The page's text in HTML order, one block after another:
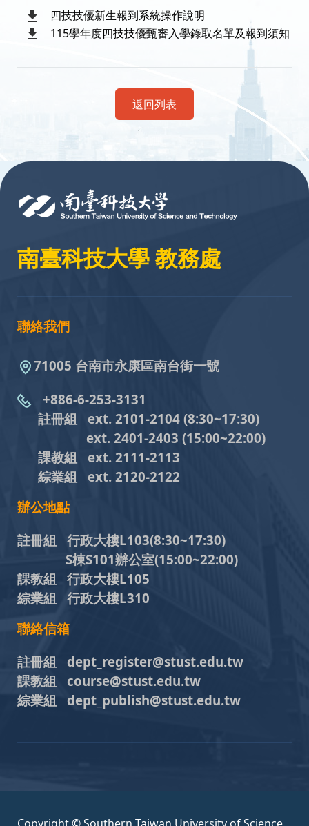
四技技優新生報到系統操作說明
115學年度四技技優甄審入學錄取名單及報到須知
返回列表
南臺科技大學 教務處
聯絡我們
71005 台南市永康區南台街一號
+886-6-253-3131
註冊組 ext. 2101-2104 (8:30~17:30)
ext. 2401-2403 (15:00~22:00)
課教組 ext. 2111-2113
綜業組
ext. 2120-2122
辦公地點
註冊組 行政大樓L103(8:30~17:30)
S棟S101辦公室(15:00~22:00)
課教組 行政大樓L105
綜業組 行政大樓L310
聯絡信箱
註冊組 dept_register@stust.edu.tw
課教組 course@stust.edu.tw
綜業組 dept_publish@stust.edu.tw